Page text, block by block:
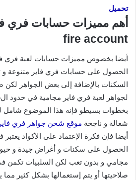
تحميل
fire account
أيضا بخصوص مميزات حسابات لعبة فري
الحصول على حسابات فري فاير متنوعة و
السكنات بالإضافة إلى بعض الجواهر لكن
بخطوات بسيطو فإنه هذا الموضوع شامل
شغالة و ناجحة موقع شحن جواهر فري فاير id garena الرسمي
أيضا فإن فكرة الإعتماد على الأكواد
الحصول على سكنات و أغراض جيدة و
مجامي و بدون تعب لكن السلبيات تكمن
صلاحيتها أو يتم إستعمالها بشكل كثير مما